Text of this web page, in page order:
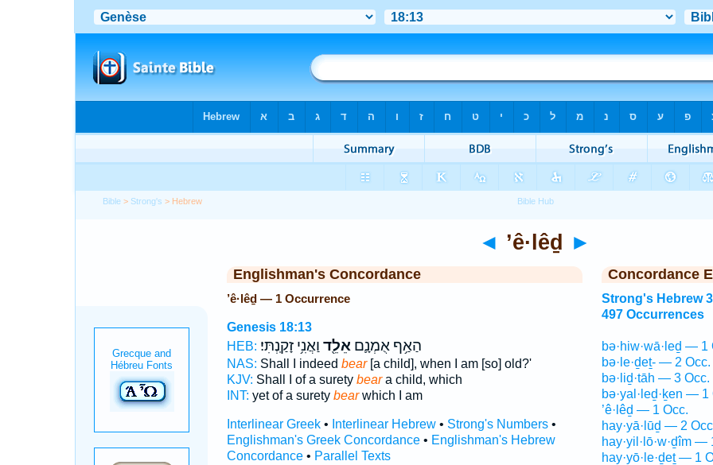
Bible > Strong's > Hebrew
◄ ’ê·lêḏ ►
Englishman's Concordance
’ê·lêḏ — 1 Occurrence
Genesis 18:13
HEB:
הַאַ֥ף אֻמְנָ֛םאֵלֵ֖ד וַאֲנִ֥י זָקַֽנְתִּי׃
NAS: Shall I indeed bear[a child], when I am [so] old?'
KJV: Shall I of a surety beara child, which
INT: yet of a surety bearwhich I am
Interlinear Greek• Interlinear Hebrew• Strong's Numbers•
Englishman's Greek Concordance• Englishman's Hebrew
Concordance• Parallel Texts
Concordance
Strong's Hebrew
497 Occurrences
bə·hiw·wā·leḏ — 1
bə·le·ḏeṯ- — 2 Occ.
bə·liḏ·tāh — 3 Occ.
bə·yal·leḏ·ḵen — 1
’ê·lêḏ — 1 Occ.
hay·yā·lūḏ — 2
hay·yil·lō·w·ḏîm —
hay·yō·le·ḏeṯ — 1